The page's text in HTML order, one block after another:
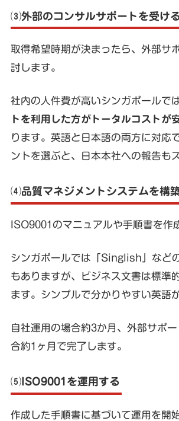
⑶外部のコンサルサポートを受け
取得希望時期が決まったら、外部サ
討します。
社内の人件費が高いシンガポールでは
トを利用した方がトータルコストが
ります。英語と日本語の両方に対応
ントを選ぶと、日本本社への報告も
⑷品質マネジメントシステムを構
ISO9001のマニュアルや手順書を作
シンガポールでは「Singlish」など
もありますが、ビジネス文書は標準
ます。シンプルで分かりやすい英語
自社運用の場合約3か月、外部サポ
合約1ヶ月で完了します。
⑸ISO9001を運用する
作成した手順書に基づいて運用を開